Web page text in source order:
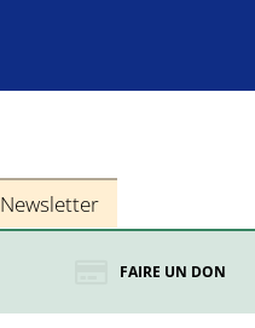
Newsletter
FAIRE UN DON